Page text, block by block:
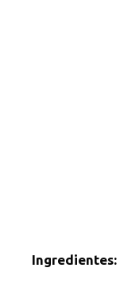
Ingredientes: